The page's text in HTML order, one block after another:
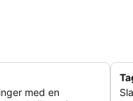
med en